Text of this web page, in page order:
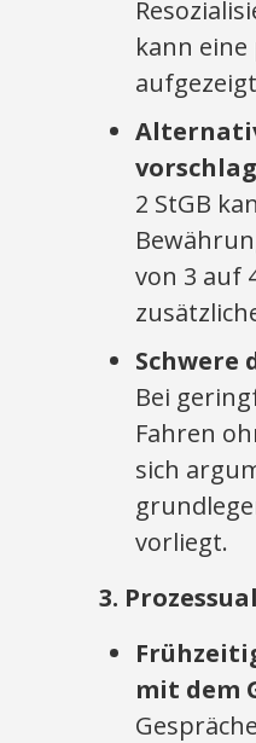
kann
2 StGB
von 3 auf
Schwere
Bei
Fahren
sich
vorliegt.
3.
mit dem